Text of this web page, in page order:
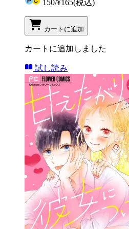
150/¥165(税込)
カートに追加
カートに追加しました
試し読み